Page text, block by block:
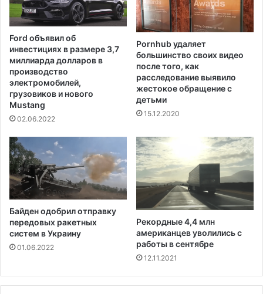
м
е
е
о
г
о
,
к
к
м
и
р
п
и
т
Ford объявил об
инвестициях в размере 3,7
миллиарда долларов в
производство
электромобилей,
грузовиков и нового
Mustang
02.06.2022
Pornhub удаляет
большинство своих видео
после того, как
расследование выявило
жестокое обращение с
детьми
15.12.2020
Байден одобрил отправку
передовых ракетных
систем в Украину
01.06.2022
Рекордные 4,4 млн
американцев уволились с
работы в сентябре
12.11.2021